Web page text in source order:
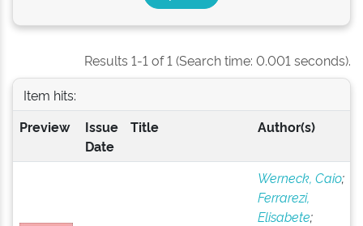
Results 1-1 of 1 (Search time: 0.001 seconds).
Item hits:
Preview
Issue
Date
Title Author(s)
Werneck, Caio;
Ferrarezi,
Elisabete;